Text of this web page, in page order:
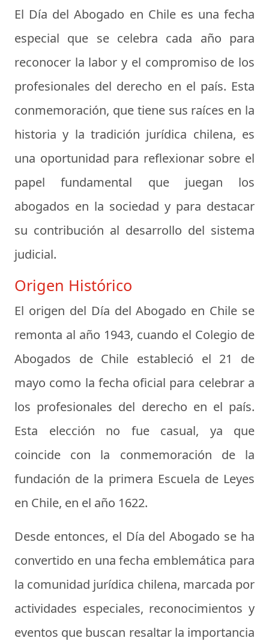
El Día del Abogado en Chile es una fecha
especial que se celebra cada año para
reconocer la labor y el compromiso de los
profesionales del derecho en el país. Esta
conmemoración, que tiene sus raíces en la
historia y la tradición jurídica chilena, es
una oportunidad para reflexionar sobre el
papel fundamental que juegan los
abogados en la sociedad y para destacar
su contribución al desarrollo del sistema
judicial.
Origen Histórico
El origen del Día del Abogado en Chile se
remonta al año 1943, cuando el Colegio de
Abogados de Chile estableció el 21 de
mayo como la fecha oficial para celebrar a
los profesionales del derecho en el país.
Esta elección no fue casual, ya que
coincide con la conmemoración de la
fundación de la primera Escuela de Leyes
en Chile, en el año 1622.
Desde entonces, el Día del Abogado se ha
convertido en una fecha emblemática para
la comunidad jurídica chilena, marcada por
actividades especiales, reconocimientos y
eventos que buscan resaltar la importancia